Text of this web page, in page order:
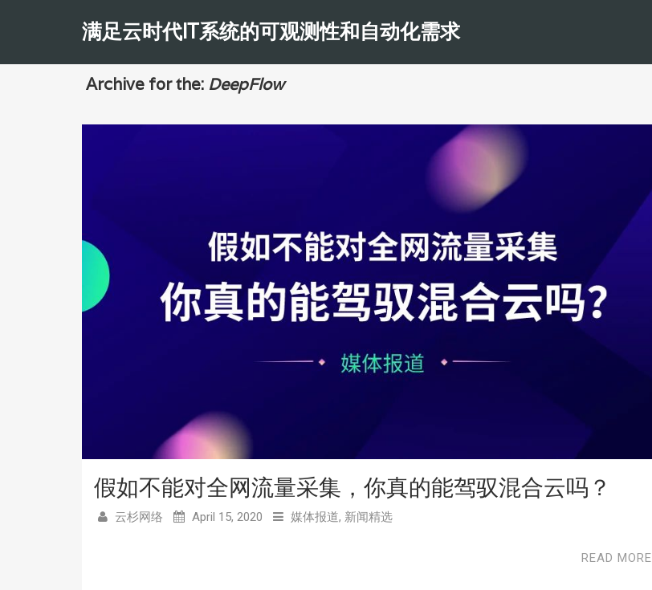
满足云时代IT系统的可观测性和自动化需求
Archive for the: DeepFlow
假如不能对全网流量采集，你真的能驾驭混合云吗？
云杉网络 April 15, 2020 媒体报道, 新闻精选
READ MORE